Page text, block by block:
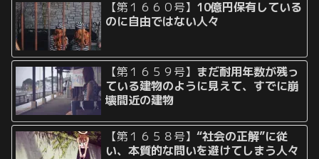
【第１６６０号】 10億円保有している
のに自由ではない人々
【第１６５９号】 まだ耐用年数が残っ
ている建物のように見えて、すでに崩
壊間近の建物
【第１６５８号】“社会の正解”に従
い、本質的な問いを避けてしまう人々